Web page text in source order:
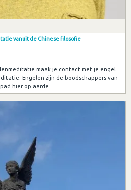
vanuit de Chinese filosofie
maak je contact met je engel
Engelen zijn de boodschappers van
hier op aarde.